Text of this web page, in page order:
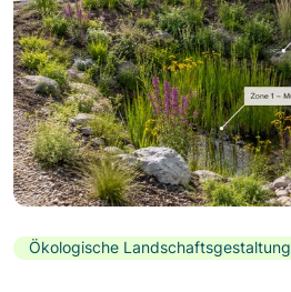
Ökologische Landschaftsgestaltung